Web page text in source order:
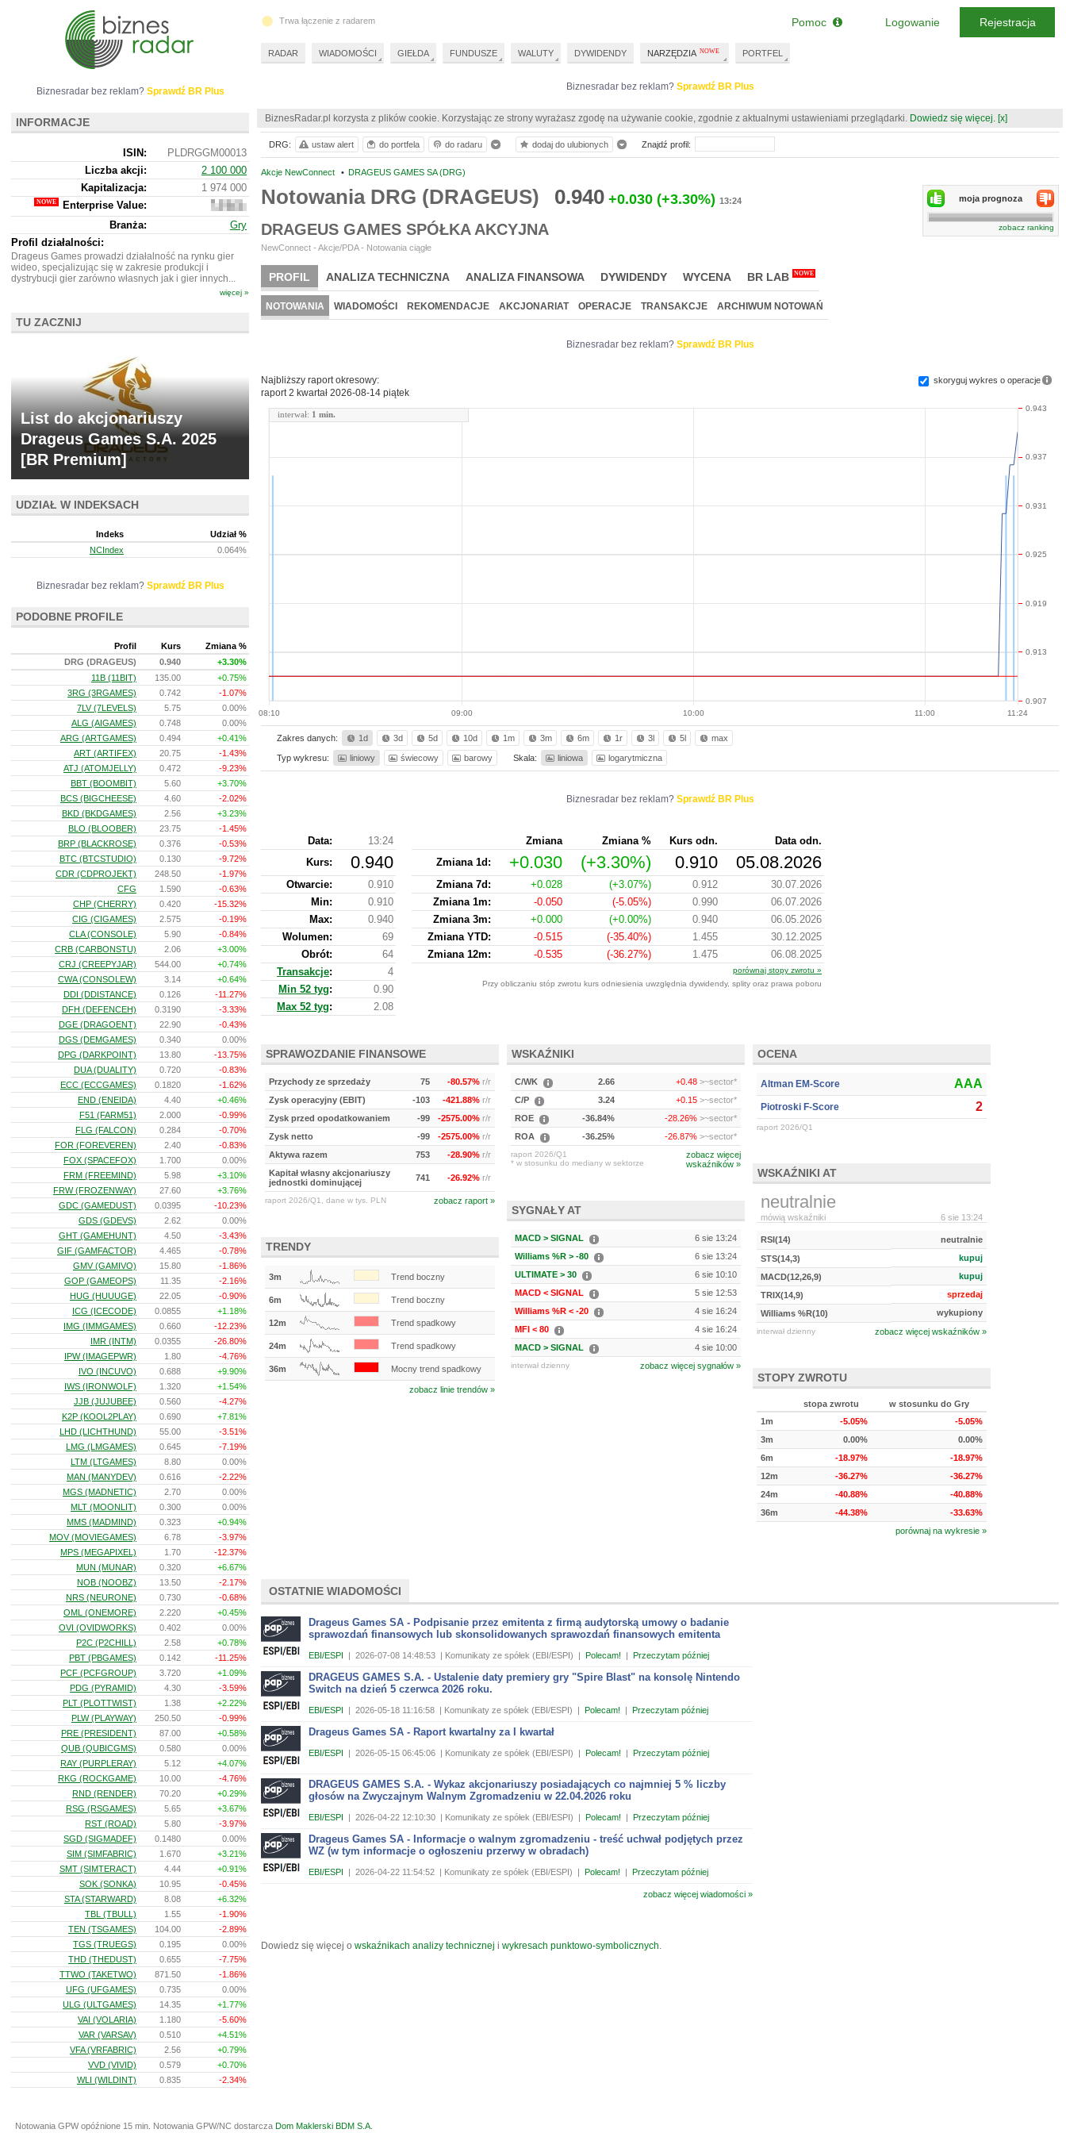
Biznesradar bez reklam? Sprawdź BR Plus
BiznesRadar.pl korzysta z plików cookie. Korzystając ze strony wyrażasz zgodę na używanie cookie, zgodnie z aktualnymi ustawieniami przeglądarki. Dowiedz się więcej. [x]
Akcje NewConnect • DRAGEUS GAMES SA (DRG)
Notowania DRG (DRAGEUS) 0.940 +0.030 (+3.30%) 13:24
DRAGEUS GAMES SPÓŁKA AKCYJNA
NewConnect - Akcje/PDA - Notowania ciągłe
moja prognoza
zobacz ranking
PROFIL ANALIZA TECHNICZNA ANALIZA FINANSOWA DYWIDENDY WYCENA BR LAB NOWE
NOTOWANIA WIADOMOŚCI REKOMENDACJE AKCJONARIAT OPERACJE TRANSAKCJE ARCHIWUM NOTOWAŃ
Biznesradar bez reklam? Sprawdź BR Plus
Najbliższy raport okresowy:
raport 2 kwartał 2026-08-14 piątek
skoryguj wykres o operacje
08:10 09:00 10:00 11:00 11:24
0.907
0.913
0.919
0.925
0.931
0.937
0.943
interwał: 1 min.
Zakres danych: 1d 3d 5d 10d 1m 3m 6m 1r 3l 5l max
Typ wykresu: liniowy świecowy barowy Skala: liniowa logarytmiczna
Biznesradar bez reklam? Sprawdź BR Plus
Data:
13:24
Kurs: 0.940
Otwarcie:
0.910
Min:
0.910
Max:
0.940
Wolumen:
69
Obrót:
64
Transakcje:
4
Min 52 tyg:
0.90
Max 52 tyg: 2.08
Zmiana Zmiana % Kurs odn.
Data odn.
Zmiana 1d:
+0.030 (+3.30%) 0.910 05.08.2026
Zmiana 7d: +0.028 (+3.07%) 0.912
30.07.2026
Zmiana 1m:
-0.050 (-5.05%) 0.990
06.07.2026
Zmiana 3m:
+0.000 (+0.00%) 0.940
06.05.2026
Zmiana YTD:
-0.515 (-35.40%) 1.455
30.12.2025
Zmiana 12m:
-0.535 (-36.27%) 1.475 06.08.2025
porównaj stopy zwrotu »
Przy obliczaniu stóp zwrotu kurs odniesienia uwzględnia dywidendy, splity oraz prawa poboru
SPRAWOZDANIE FINANSOWE
Przychody ze sprzedaży 75 -80.57% r/r
Zysk operacyjny (EBIT)
-103 -421.88% r/r
Zysk przed opodatkowaniem
-99 -2575.00% r/r
Zysk netto
-99 -2575.00% r/r
Aktywa razem
753 -28.90% r/r
Kapitał własny akcjonariuszy
jednostki dominującej
741 -26.92% r/r
raport 2026/Q1, dane w tys. PLN zobacz raport »
WSKAŹNIKI
C/WK 2.66 +0.48 >~sector*
C/P
3.24 +0.15 >~sector*
ROE
-36.84% -28.26% >~sector*
ROA
-36.25% -26.87% >~sector*
raport 2026/Q1
* w stosunku do mediany w sektorze
zobacz więcej
wskaźników »
OCENA
Altman EM-Score AAA
Piotroski F-Score 2
raport 2026/Q1
WSKAŹNIKI AT
neutralnie
6 sie 13:24
mówią wskaźniki
RSI(14)
neutralnie
STS(14,3)
kupuj
MACD(12,26,9)
kupuj
TRIX(14,9)
sprzedaj
Williams %R(10)
wykupiony
interwał dzienny zobacz więcej wskaźników »
SYGNAŁY AT
MACD > SIGNAL
6 sie 13:24
Williams %R > -80
6 sie 13:24
ULTIMATE > 30
6 sie 10:10
MACD < SIGNAL
5 sie 12:53
Williams %R < -20
4 sie 16:24
MFI < 80
4 sie 16:24
MACD > SIGNAL
4 sie 10:00
interwał dzienny zobacz więcej sygnałów »
TRENDY
3m Trend boczny
6m Trend boczny
12m Trend spadkowy
24m Trend spadkowy
36m Mocny trend spadkowy
zobacz linie trendów »
STOPY ZWROTU
stopa zwrotu
w stosunku do Gry
1m
-5.05%
-5.05%
3m
0.00%
0.00%
6m
-18.97%
-18.97%
12m
-36.27%
-36.27%
24m
-40.88%
-40.88%
36m
-44.38%
-33.63%
porównaj na wykresie »
OSTATNIE WIADOMOŚCI
Drageus Games SA - Podpisanie przez emitenta z firmą audytorską umowy o badanie
sprawozdań finansowych lub skonsolidowanych sprawozdań finansowych emitenta
EBI/ESPI 2026-07-08 14:48:53 | Komunikaty ze spółek (EBI/ESPI) Polecam! Przeczytam później
DRAGEUS GAMES S.A. - Ustalenie daty premiery gry "Spire Blast" na konsolę Nintendo
Switch na dzień 5 czerwca 2026 roku.
EBI/ESPI 2026-05-18 11:16:58 | Komunikaty ze spółek (EBI/ESPI) Polecam! Przeczytam później
Drageus Games SA - Raport kwartalny za I kwartał
EBI/ESPI 2026-05-15 06:45:06 | Komunikaty ze spółek (EBI/ESPI) Polecam! Przeczytam później
DRAGEUS GAMES S.A. - Wykaz akcjonariuszy posiadających co najmniej 5 % liczby
głosów na Zwyczajnym Walnym Zgromadzeniu w 22.04.2026 roku
EBI/ESPI 2026-04-22 12:10:30 | Komunikaty ze spółek (EBI/ESPI) Polecam! Przeczytam później
Drageus Games SA - Informacje o walnym zgromadzeniu - treść uchwał podjętych przez
WZ (w tym informacje o ogłoszeniu przerwy w obradach)
EBI/ESPI 2026-04-22 11:54:52 | Komunikaty ze spółek (EBI/ESPI) Polecam! Przeczytam później
zobacz więcej wiadomości »
Dowiedz się więcej o wskaźnikach analizy technicznej i wykresach punktowo-symbolicznych.
DRG: ustaw alert do portfela do radaru dodaj do ulubionych Znajdź profil:
Biznesradar bez reklam? Sprawdź BR Plus
INFORMACJE
ISIN:
PLDRGGM00013
Liczba akcji:
2 100 000
Kapitalizacja:
1 974 000
Enterprise Value:
1
738
000
Branża:
Gry
Profil działalności:
Drageus Games prowadzi działalność na rynku gier
wideo, specjalizując się w zakresie produkcji i
dystrybucji gier zarówno własnych jak i gier innych...
więcej »
TU ZACZNIJ
List do akcjonariuszy
Drageus Games S.A. 2025
[BR Premium]
UDZIAŁ W INDEKSACH
Indeks
Udział %
NCIndex
0.064%
Biznesradar bez reklam? Sprawdź BR Plus
PODOBNE PROFILE
Profil Kurs
Zmiana %
DRG (DRAGEUS)
0.940
+3.30%
11B (11BIT)
135.00
+0.75%
3RG (3RGAMES)
0.742
-1.07%
7LV (7LEVELS)
5.75
0.00%
ALG (AIGAMES)
0.748
0.00%
ARG (ARTGAMES)
0.494
+0.41%
ART (ARTIFEX)
20.75
-1.43%
ATJ (ATOMJELLY)
0.472
-9.23%
BBT (BOOMBIT)
5.60
+3.70%
BCS (BIGCHEESE)
4.60
-2.02%
BKD (BKDGAMES)
2.56
+3.23%
BLO (BLOOBER)
23.75
-1.45%
BRP (BLACKROSE)
0.376
-0.53%
BTC (BTCSTUDIO)
0.130
-9.72%
CDR (CDPROJEKT)
248.50
-1.97%
CFG
1.590
-0.63%
CHP (CHERRY)
0.420
-15.32%
CIG (CIGAMES)
2.575
-0.19%
CLA (CONSOLE)
5.90
-0.84%
CRB (CARBONSTU)
2.06
+3.00%
CRJ (CREEPYJAR)
544.00
+0.74%
CWA (CONSOLEW)
3.14
+0.64%
DDI (DDISTANCE)
0.126
-11.27%
DFH (DEFENCEH)
0.3190
-3.33%
DGE (DRAGOENT)
22.90
-0.43%
DGS (DEMGAMES)
0.340
0.00%
DPG (DARKPOINT)
13.80
-13.75%
DUA (DUALITY)
0.720
-0.83%
ECC (ECCGAMES)
0.1820
-1.62%
END (ENEIDA)
4.40
+0.46%
F51 (FARM51)
2.000
-0.99%
FLG (FALCON)
0.284
-0.70%
FOR (FOREVEREN)
2.40
-0.83%
FOX (SPACEFOX)
1.700
0.00%
FRM (FREEMIND)
5.98
+3.10%
FRW (FROZENWAY)
27.60
+3.76%
GDC (GAMEDUST)
0.0395
-10.23%
GDS (GDEVS)
2.62
0.00%
GHT (GAMEHUNT)
4.50
-3.43%
GIF (GAMFACTOR)
4.465
-0.78%
GMV (GAMIVO)
15.80
-1.86%
GOP (GAMEOPS)
11.35
-2.16%
HUG (HUUUGE)
22.05
-0.90%
ICG (ICECODE)
0.0855
+1.18%
IMG (IMMGAMES)
0.660
-12.23%
IMR (INTM)
0.0355
-26.80%
IPW (IMAGEPWR)
1.80
-4.76%
IVO (INCUVO)
0.688
+9.90%
IWS (IRONWOLF)
1.320
+1.54%
JJB (JUJUBEE)
0.560
-4.27%
K2P (KOOL2PLAY)
0.690
+7.81%
LHD (LICHTHUND)
55.00
-3.51%
LMG (LMGAMES)
0.645
-7.19%
LTM (LTGAMES)
8.80
0.00%
MAN (MANYDEV)
0.616
-2.22%
MGS (MADNETIC)
2.70
0.00%
MLT (MOONLIT)
0.300
0.00%
MMS (MADMIND)
0.323
+0.94%
MOV (MOVIEGAMES)
6.78
-3.97%
MPS (MEGAPIXEL)
1.70
-12.37%
MUN (MUNAR)
0.320
+6.67%
NOB (NOOBZ)
13.50
-2.17%
NRS (NEURONE)
0.730
-0.68%
OML (ONEMORE)
2.220
+0.45%
OVI (OVIDWORKS)
0.402
0.00%
P2C (P2CHILL)
2.58
+0.78%
PBT (PBGAMES)
0.142
-11.25%
PCF (PCFGROUP)
3.720
+1.09%
PDG (PYRAMID)
4.30
-3.59%
PLT (PLOTTWIST)
1.38
+2.22%
PLW (PLAYWAY)
250.50
-0.99%
PRE (PRESIDENT)
87.00
+0.58%
QUB (QUBICGMS)
0.580
0.00%
RAY (PURPLERAY)
5.12
+4.07%
RKG (ROCKGAME)
10.00
-4.76%
RND (RENDER)
70.20
+0.29%
RSG (RSGAMES)
5.65
+3.67%
RST (ROAD)
5.80
-3.97%
SGD (SIGMADEF)
0.1480
0.00%
SIM (SIMFABRIC)
1.670
+3.21%
SMT (SIMTERACT)
4.44
+0.91%
SOK (SONKA)
10.95
-0.45%
STA (STARWARD)
8.08
+6.32%
TBL (TBULL)
1.55
-1.90%
TEN (TSGAMES)
104.00
-2.89%
TGS (TRUEGS)
0.195
0.00%
THD (THEDUST)
0.655
-7.75%
TTWO (TAKETWO)
871.50
-1.86%
UFG (UFGAMES)
0.735
0.00%
ULG (ULTGAMES)
14.35
+1.77%
VAI (VOLARIA)
1.180
-5.60%
VAR (VARSAV)
0.510
+4.51%
VFA (VRFABRIC)
2.56
+0.79%
VVD (VIVID)
0.579
+0.70%
WLI (WILDINT)
0.835 -2.34%
Trwa łączenie z radarem
RADAR WIADOMOŚCI GIEŁDA FUNDUSZE WALUTY DYWIDENDY NARZĘDZIA PORTFEL
Pomoc Logowanie Rejestracja
Notowania GPW opóźnione 15 min. Notowania GPW/NC dostarcza Dom Maklerski BDM S.A.